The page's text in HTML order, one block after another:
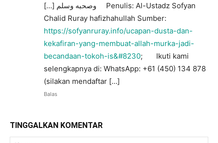
[…] وصحبه وسلم Penulis: Al-Ustadz Sofyan
Chalid Ruray hafizhahullah Sumber:
https://sofyanruray.info/ucapan-dusta-dan-
kekafiran-yang-membuat-allah-murka-jadi-
becandaan-tokoh-is&#8230; Ikuti kami
selengkapnya di: WhatsApp: +61 (450) 134 878
(silakan mendaftar […]
Balas
TINGGALKAN KOMENTAR